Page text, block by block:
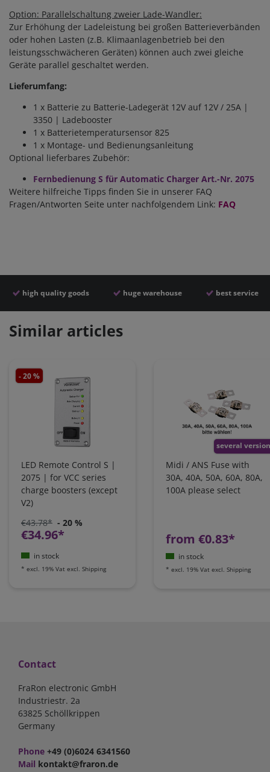
Option: Parallelschaltung zweier Lade-Wandler:
Zur Erhöhung der Ladeleistung bei großen Batterieverbänden
oder hohen Lasten (z.B. Klimaanlagenbetrieb bei den
leistungsschwächeren Geräten) können auch zwei gleiche
Geräte parallel geschaltet werden.
Lieferumfang:
1 x Batterie zu Batterie-Ladegerät 12V auf 12V / 25A |
3350 | Ladebooster
1 x Batterietemperatursensor 825
1 x Montage- und Bedienungsanleitung
Optional lieferbares Zubehör:
Fernbedienung S für Automatic Charger Art.-Nr. 2075
Weitere hilfreiche Tipps finden Sie in unserer FAQ
Fragen/Antworten Seite unter nachfolgendem Link: FAQ
high quality goods huge warehouse best service
Similar articles
- 20 %
LED Remote Control S |
2075 | for VCC series
charge boosters (except
V2)
€43.78* - 20 %
€34.96*
in stock
* excl. 19% Vat excl. Shipping
several
Midi / ANS Fuse with
30A, 40A, 50A, 60A, 80A,
100A please select
from €0.83*
in stock
* excl. 19% Vat excl. Shipping
Contact
FraRon electronic GmbH
Industriestr. 2a
63825 Schöllkrippen
Germany
Phone +49 (0)6024 6341560
Mail kontakt@fraron.de